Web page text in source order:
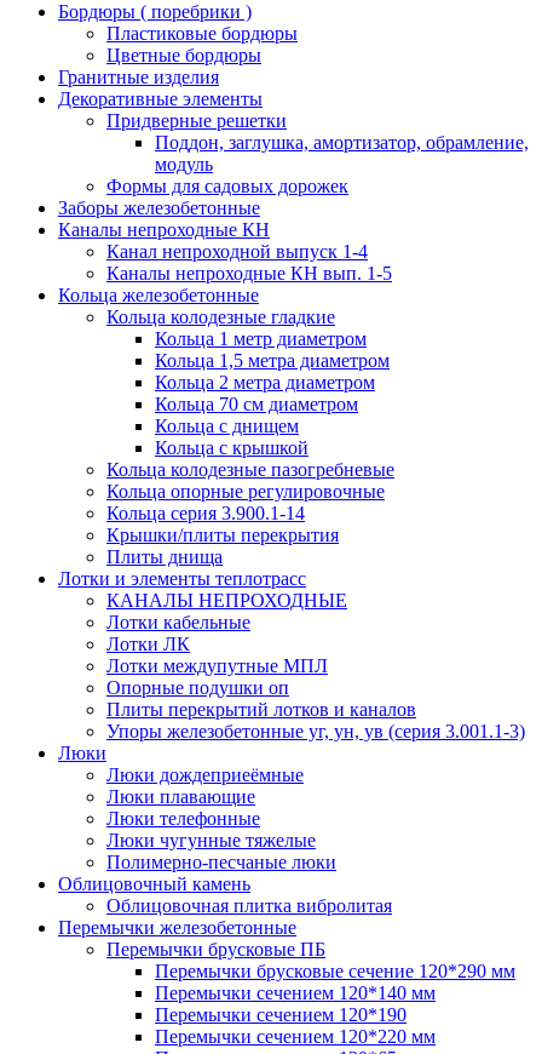
Бордюры ( поребрики )
Пластиковые бордюры
Цветные бордюры
Гранитные изделия
Декоративные элементы
Придверные решетки
Поддон, заглушка, амортизатор, обрамление,
модуль
Формы для садовых дорожек
Заборы железобетонные
Каналы непроходные КН
Канал непроходной выпуск 1-4
Каналы непроходные КН вып. 1-5
Кольца железобетонные
Кольца колодезные гладкие
Кольца 1 метр диаметром
Кольца 1,5 метра диаметром
Кольца 2 метра диаметром
Кольца 70 см диаметром
Кольца с днищем
Кольца с крышкой
Кольца колодезные пазогребневые
Кольца опорные регулировочные
Кольца серия 3.900.1-14
Крышки/плиты перекрытия
Плиты днища
Лотки и элементы теплотрасс
КАНАЛЫ НЕПРОХОДНЫЕ
Лотки кабельные
Лотки ЛК
Лотки междупутные МПЛ
Опорные подушки оп
Плиты перекрытий лотков и каналов
Упоры железобетонные уг, ун, ув (серия 3.001.1-3)
Люки
Люки дождеприеёмные
Люки плавающие
Люки телефонные
Люки чугунные тяжелые
Полимерно-песчаные люки
Облицовочный камень
Облицовочная плитка вибролитая
Перемычки железобетонные
Перемычки брусковые ПБ
Перемычки брусковые сечение 120*290 мм
Перемычки сечением 120*140 мм
Перемычки сечением 120*190
Перемычки сечением 120*220 мм